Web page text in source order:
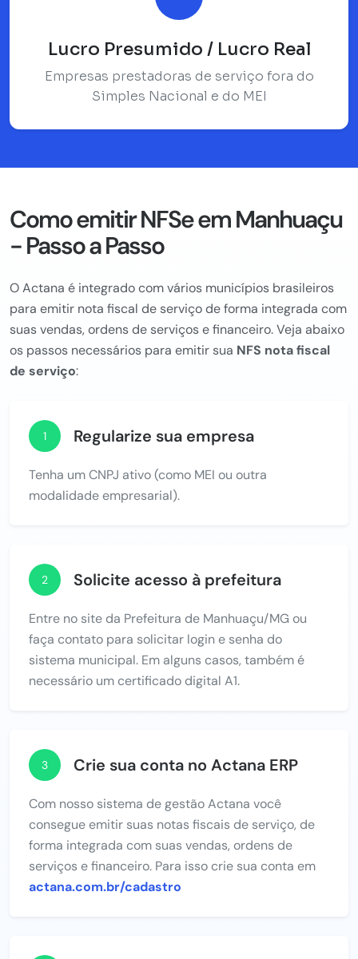
Lucro Presumido / Lucro Real
Empresas prestadoras de serviço fora do
Simples Nacional e do MEI
Como emitir NFSe em Manhuaçu
- Passo a Passo
O Actana é integrado com vários municípios brasileiros
para emitir nota fiscal de serviço de forma integrada com
suas vendas, ordens de serviços e financeiro. Veja abaixo
os passos necessários para emitir sua NFS nota fiscal
de serviço:
1 Regularize sua empresa
Tenha um CNPJ ativo (como MEI ou outra
modalidade empresarial).
2 Solicite acesso à prefeitura
Entre no site da Prefeitura de Manhuaçu/MG ou
faça contato para solicitar login e senha do
sistema municipal. Em alguns casos, também é
necessário um certificado digital A1.
3 Crie sua conta no Actana ERP
Com nosso sistema de gestão Actana você
consegue emitir suas notas fiscais de serviço, de
forma integrada com suas vendas, ordens de
serviços e financeiro. Para isso crie sua conta em
actana.com.br/cadastro